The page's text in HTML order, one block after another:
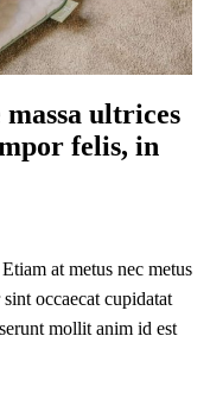
ultrices
felis, in
at metus nec metus
occaecat cupidatat
mollit anim id est